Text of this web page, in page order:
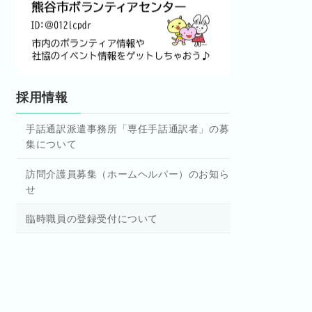
採用情報
手話通訳派遣事務所「専任手話通訳者」の募
集について
訪問介護員募集（ホームヘルパー）のお知ら
せ
臨時職員の登録受付について